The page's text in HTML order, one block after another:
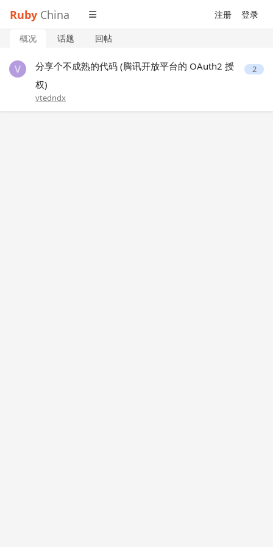
Ruby China 注册 登录
概况 话题 回帖
分享个不成熟的代码 (腾讯开放平台的 OAuth2 授
权)
vtedndx
2